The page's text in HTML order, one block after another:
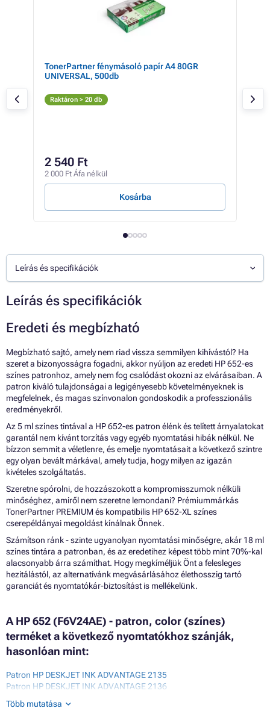
TonerPartner fénymásoló papír A4 80GR
UNIVERSAL, 500db
Raktáron > 20 db
2 540 Ft
2 000 Ft Áfa nélkül
Kosárba
Leírás és specifikációk
Leírás és specifikációk
Eredeti és megbízható
Megbízható sajtó, amely nem riad vissza semmilyen kihívástól? Ha
szeret a bizonyosságra fogadni, akkor nyúljon az eredeti HP 652-es
színes patronhoz, amely nem fog csalódást okozni az elvárásaiban. A
patron kiváló tulajdonságai a legigényesebb követelményeknek is
megfelelnek, és magas színvonalon gondoskodik a professzionális
eredményekről.
Az 5 ml színes tintával a HP 652-es patron élénk és telített árnyalatokat
garantál nem kívánt torzítás vagy egyéb nyomtatási hibák nélkül. Ne
bízzon semmit a véletlenre, és emelje nyomtatásait a következő szintre
egy olyan bevált márkával, amely tudja, hogy milyen az igazán
kivételes szolgáltatás.
Szeretne spórolni, de hozzászokott a kompromisszumok nélküli
minőséghez, amiről nem szeretne lemondani? Prémiummárkás
TonerPartner PREMIUM és kompatibilis HP 652-XL színes
cserepéldányai megoldást kínálnak Önnek.
Számítson ránk - szinte ugyanolyan nyomtatási minőségre, akár 18 ml
színes tintára a patronban, és az eredetihez képest több mint 70%-kal
alacsonyabb árra számíthat. Hogy megkíméljük Önt a felesleges
hezitálástól, az alternatívánk megvásárlásához élethosszig tartó
garanciát és nyomtatókár-biztosítást is mellékelünk.
A HP 652 (F6V24AE) - patron, color (színes)
terméket a következő nyomtatókhoz szánják,
hasonlóan mint:
Patron HP DESKJET INK ADVANTAGE 2135
Patron HP DESKJET INK ADVANTAGE 2136
Patron HP DESKJET INK ADVANTAGE 2138
Patron HP DESKJET INK ADVANTAGE 3630
Több mutatása